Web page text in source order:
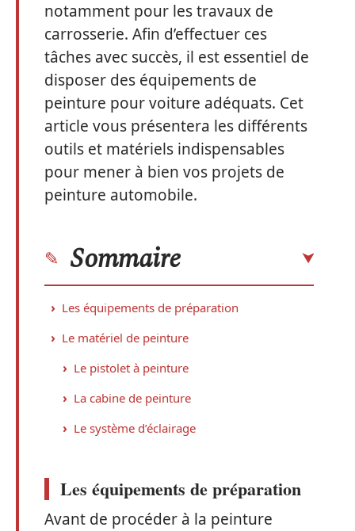
notamment pour les travaux de
carrosserie. Afin d’effectuer ces
tâches avec succès, il est essentiel de
disposer des équipements de
peinture pour voiture adéquats. Cet
article vous présentera les différents
outils et matériels indispensables
pour mener à bien vos projets de
peinture automobile.
Sommaire
Les équipements de préparation
Le matériel de peinture
Le pistolet à peinture
La cabine de peinture
Le système d’éclairage
Les équipements de préparation
Avant de procéder à la peinture